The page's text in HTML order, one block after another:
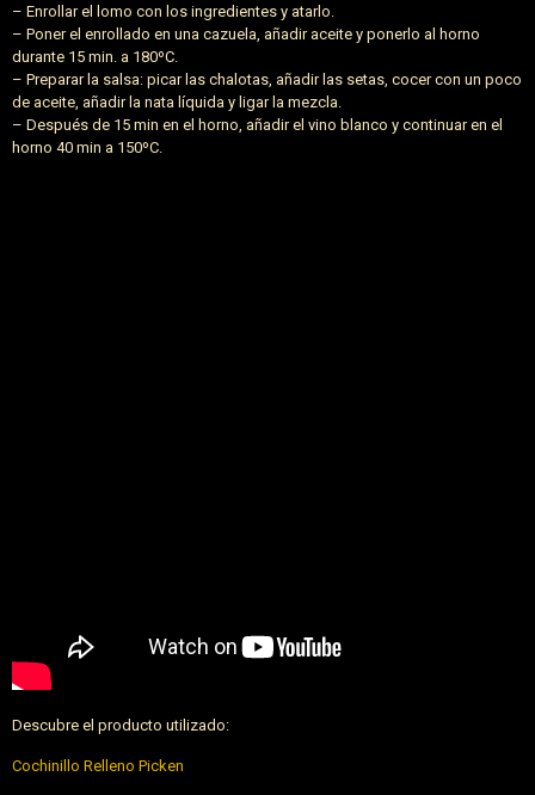
– Enrollar el lomo con los ingredientes y atarlo.
– Poner el enrollado en una cazuela, añadir aceite y ponerlo al horno
durante 15 min. a 180ºC.
– Preparar la salsa: picar las chalotas, añadir las setas, cocer con un poco
de aceite, añadir la nata líquida y ligar la mezcla.
– Después de 15 min en el horno, añadir el vino blanco y continuar en el
horno 40 min a 150ºC.
Descubre el producto utilizado:
Cochinillo Relleno Picken